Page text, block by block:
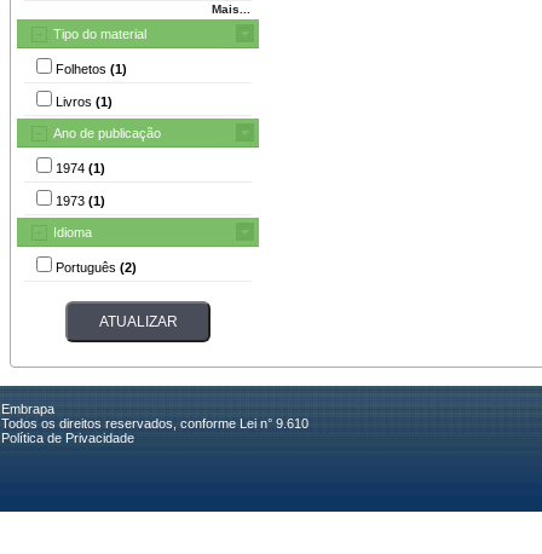
Mais...
Tipo do material
Folhetos (1)
Livros (1)
Ano de publicação
1974 (1)
1973 (1)
Idioma
Português (2)
Embrapa
Todos os direitos reservados, conforme Lei n° 9.610
Política de Privacidade